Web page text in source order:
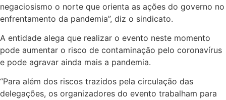
negaciosismo o norte que orienta as ações do governo no
enfrentamento da pandemia”, diz o sindicato.
A entidade alega que realizar o evento neste momento
pode aumentar o risco de contaminação pelo coronavírus
e pode agravar ainda mais a pandemia.
“Para além dos riscos trazidos pela circulação das
delegações, os organizadores do evento trabalham para